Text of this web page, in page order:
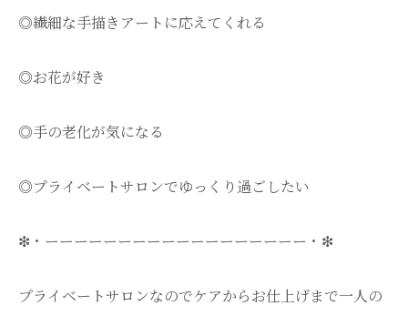
◎繊細な手描きアートに応えてくれる
◎お花が好き
◎手の老化が気になる
◎プライベートサロンでゆっくり過ごしたい
❇・ーーーーーーーーーーーーーーーーーー・❇
プライベートサロンなのでケアからお仕上げまで一人の